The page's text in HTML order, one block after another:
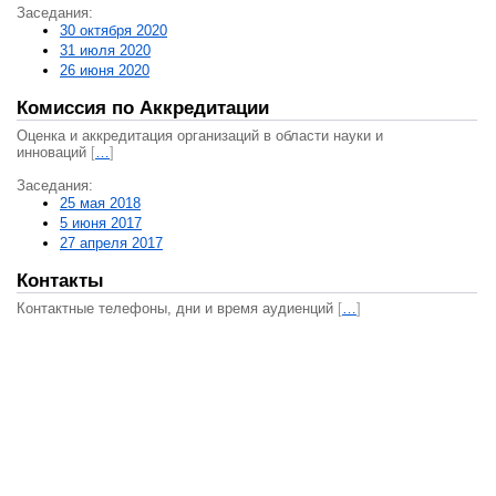
Заседания:
30 октября 2020
31 июля 2020
26 июня 2020
Комиссия по Аккредитации
Оценка и аккредитация организаций в области науки и
инноваций […]
Заседания:
25 мая 2018
5 июня 2017
27 апреля 2017
Контакты
Контактные телефоны, дни и время аудиенций […]